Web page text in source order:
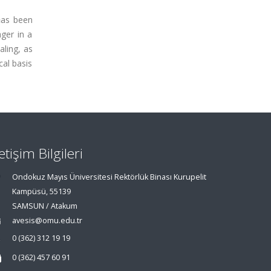
been
in a
as
basis
Bilgileri
Ondokuz Mayıs Üniversitesi Rektörlük Binası Kurupelit
Kampüsü, 55139
SAMSUN / Atakum
avesis@omu.edu.tr
0 (362) 312 19 19
0 (362) 457 60 91